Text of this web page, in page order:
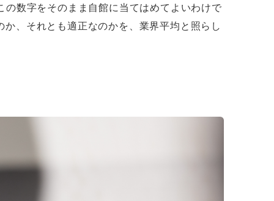
数字をそのまま自館に当てはめてよいわけで
、それとも適正なのかを、業界平均と照らし